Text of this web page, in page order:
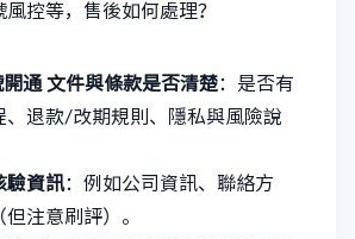
控等，售後如何處理？
通 文件與條款是否清楚：是否有
、退款/改期規則、隱私與風險說
驗資訊：例如公司資訊、聯絡方
注意刷評）。